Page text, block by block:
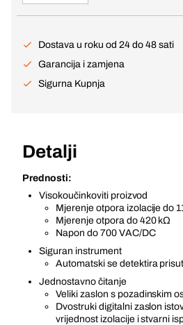
Dostava u roku od 24 do 48 sati
Garancija i zamjena
Sigurna Kupnja
Detalji
Prednosti:
Visokoučinkoviti proizvod
Mjerenje otpora izolacije do
Mjerenje otpora do 420 kΩ
Napon do 700 VAC/DC
Siguran instrument
Automatski se detektira
Jednostavno čitanje
Veliki zaslon s pozadinskim
Dvostruki digitalni zaslon
vrijednost izolacije i stvarni